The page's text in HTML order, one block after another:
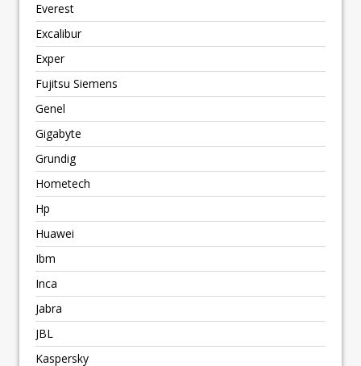
Everest
Excalibur
Exper
Fujitsu Siemens
Genel
Gigabyte
Grundig
Hometech
Hp
Huawei
Ibm
Inca
Jabra
JBL
Kaspersky